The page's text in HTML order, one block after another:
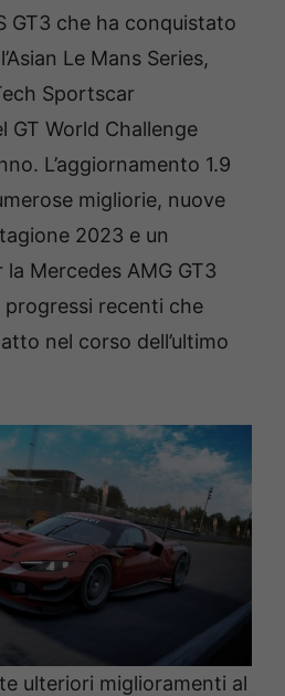
GT3 che ha conquistato
Le Mans Series,
Sportscar
GT World Challenge
L’aggiornamento 1.9
migliorie, nuove
2023 e un
Mercedes AMG GT3
progressi recenti che
nel corso dell’ultimo
ulteriori miglioramenti al